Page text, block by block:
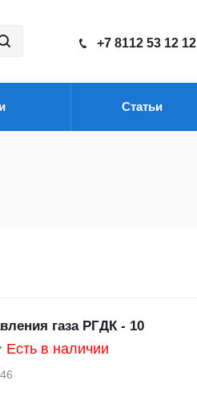
+7 8112 53 12 12
Статьи
газа РГДК - 10
Есть в наличии